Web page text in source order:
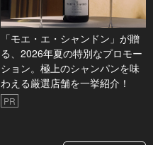
「モエ・エ・シャンドン」が贈
る、2026年夏の特別なプロモー
ション。極上のシャンパンを味
わえる厳選店舗を一挙紹介！
PR